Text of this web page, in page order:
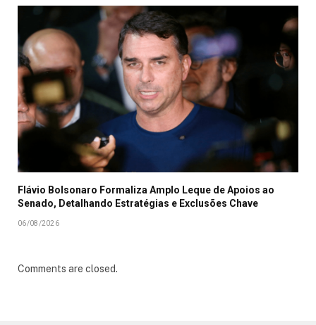
Flávio Bolsonaro Formaliza Amplo Leque de Apoios ao
Senado, Detalhando Estratégias e Exclusões Chave
06/08/2026
Comments are closed.